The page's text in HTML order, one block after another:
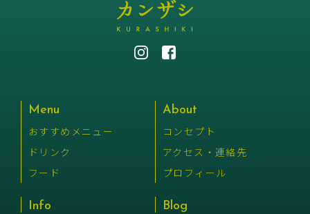
Menu
おすすめメニュー
ドリンク
フード
About
コンセプト
アクセス・連絡先
プロフィール
Info Blog